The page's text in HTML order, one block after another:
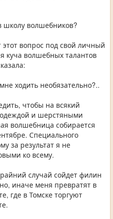
волшебников?
вопрос под свой личный
куча волшебных талантов
ходить необязательно?..
чтобы на всякий
и шерстяными
волшебница собирается
Специального
за результат я не
ко всему.
случай сойдет филин
иначе меня превратят в
где в Томске торгуют